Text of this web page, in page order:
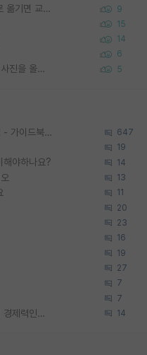
SSH 박사과정을 그만두고 지방대 박사로 옮기면 교수의 꿈은 끝일까요? 9
15
14
6
정보보안 연구하는 입장에선 식별가능한 사진을 올리는건 비추이긴함 5
[무료] 2026 미국 대학원 유학 스타터팩 - 가이드북 & 합격자 컨택메일 템플릿 647
19
해야하나요? 14
13
11
20
23
16
19
27
7
7
박사진학하기에 2억은 괜찮은 (?) 정도의 경제력인가요 14